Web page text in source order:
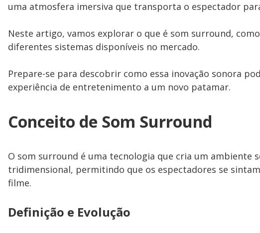
uma atmosfera imersiva que transporta o espectador
Neste artigo, vamos explorar o que é som surround,
diferentes sistemas disponíveis no mercado.
Prepare-se para descobrir como essa inovação sonora
experiência de entretenimento a um novo patamar.
Conceito de Som Surround
O som surround é uma tecnologia que cria um ambiente
tridimensional, permitindo que os espectadores se
filme.
Definição e Evolução